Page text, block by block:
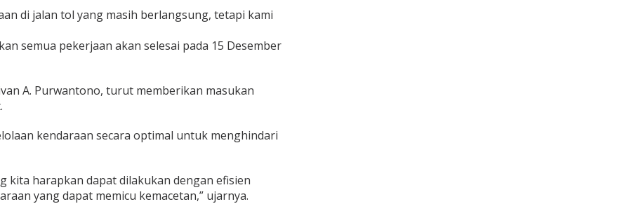
di jalan tol yang masih berlangsung, tetapi kami
semua pekerjaan akan selesai pada 15 Desember
A. Purwantono, turut memberikan masukan
kendaraan secara optimal untuk menghindari
kita harapkan dapat dilakukan dengan efisien
yang dapat memicu kemacetan,” ujarnya.